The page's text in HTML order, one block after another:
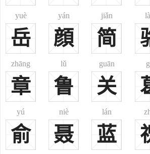
6、亦出自高丽。郑樵注云：“高丽羽真氏
7、为元氏所改。《姓氏考略》注云：“北
文遥皆为高氏。”此当系出鲜卑族之拓跋氏。
8、又注：“高隆之本姓徐氏，其父为高氏
为徐氏所改。
9、郑樵又注：“是娄氏改为高氏。”是娄，
一说改为娄(楼)氏。
10、《姓氏考略》据《魏书》注云：“后
阳氏之后，故以高为氏。”此则出自鲜卑族之
颛顼。
11、又《续通志·氏族略》载：“明赐元人
yuè
岳
yán
顔
jiǎn
简
zhāng
章
lǔ
鲁
guān
关
yú
俞
niè
聂
lán
蓝